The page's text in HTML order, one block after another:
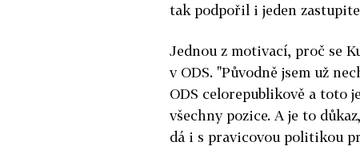
tak podpořil i jeden
Jednou z motivací, proč se
v ODS. "Původně jsem už
ODS celorepublikově a toto
všechny pozice. A je to
dá i s pravicovou politikou